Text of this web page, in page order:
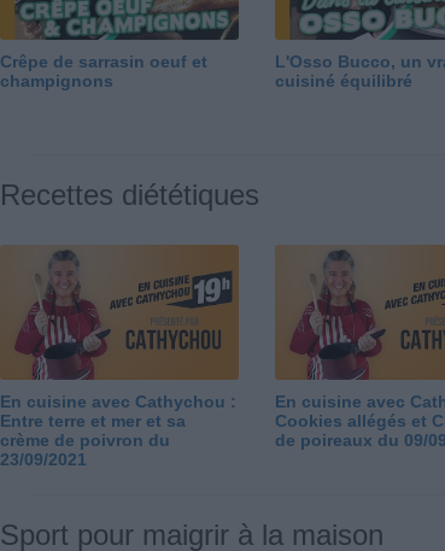
Crêpe de sarrasin oeuf et
champignons
L'Osso Bucco, un
cuisiné équilibré
Recettes diététiques
En cuisine avec Cathychou :
Entre terre et mer et sa
crème de poivron du
23/09/2021
En cuisine avec
Cookies allégés et
de poireaux du 09/
Sport pour maigrir à la maison